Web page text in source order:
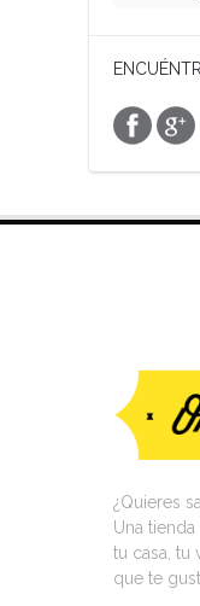
¿Quieres
Una
tu casa, tu
que te